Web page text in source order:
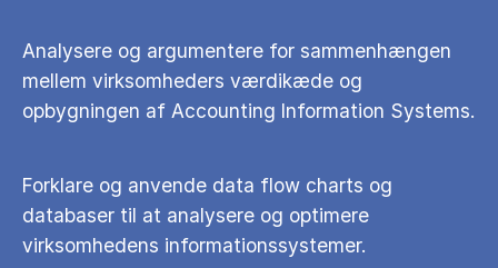
Analysere og argumentere for sammenhængen
mellem virksomheders værdikæde og
opbygningen af Accounting Information Systems.
Forklare og anvende data flow charts og
databaser til at analysere og optimere
virksomhedens informationssystemer.